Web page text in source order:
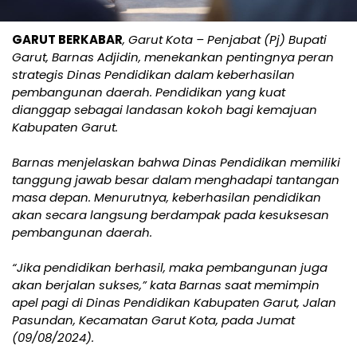
GARUT BERKABAR, Garut Kota – Penjabat (Pj) Bupati
Garut, Barnas Adjidin, menekankan pentingnya peran
strategis Dinas Pendidikan dalam keberhasilan
pembangunan daerah. Pendidikan yang kuat
dianggap sebagai landasan kokoh bagi kemajuan
Kabupaten Garut.
Barnas menjelaskan bahwa Dinas Pendidikan memiliki
tanggung jawab besar dalam menghadapi tantangan
masa depan. Menurutnya, keberhasilan pendidikan
akan secara langsung berdampak pada kesuksesan
pembangunan daerah.
“Jika pendidikan berhasil, maka pembangunan juga
akan berjalan sukses,” kata Barnas saat memimpin
apel pagi di Dinas Pendidikan Kabupaten Garut, Jalan
Pasundan, Kecamatan Garut Kota, pada Jumat
(09/08/2024).